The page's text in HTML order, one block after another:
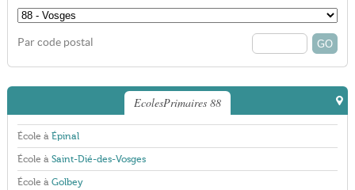
Par code postal
EcolesPrimaires 88
École à Épinal
École à Saint-Dié-des-Vosges
École à Golbey